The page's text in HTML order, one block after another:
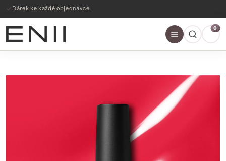
Dárek ke každé objednávce
0